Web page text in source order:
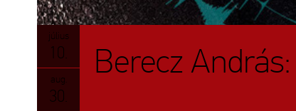
július
10.
aug.
30.
Berecz